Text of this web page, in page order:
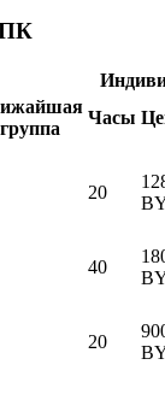
ПК
группа
Часы
20
40
20